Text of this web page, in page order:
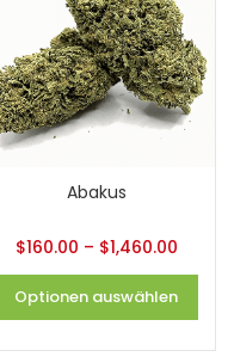
Abakus
$160.00 – $1,460.00
Optionen auswählen